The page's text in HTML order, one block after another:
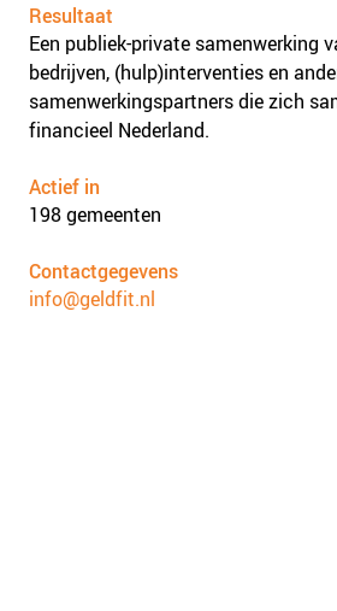
Resultaat
Een publiek-private samenwerking
bedrijven, (hulp)interventies en
samenwerkingspartners die zich
financieel Nederland.
Actief in
198 gemeenten
Contactgegevens
info@geldfit.nl